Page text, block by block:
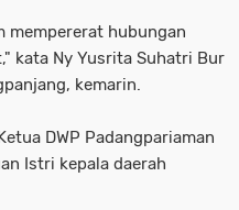
mempererat hubungan
kata Ny Yusrita Suhatri Bur
kemarin.
DWP Padangpariaman
Istri kepala daerah